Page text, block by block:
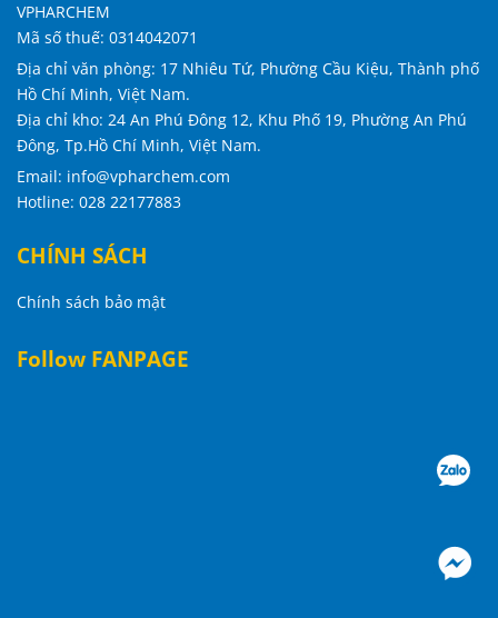
VPHARCHEM
Mã số thuế: 0314042071
Địa chỉ văn phòng: 17 Nhiêu Tứ, Phường Cầu Kiệu, Thành phố
Hồ Chí Minh, Việt Nam.
Địa chỉ kho: 24 An Phú Đông 12, Khu Phố 19, Phường An Phú
Đông, Tp.Hồ Chí Minh, Việt Nam.
Email: info@vpharchem.com
Hotline: 028 22177883
CHÍNH SÁCH
Chính sách bảo mật
Follow FANPAGE